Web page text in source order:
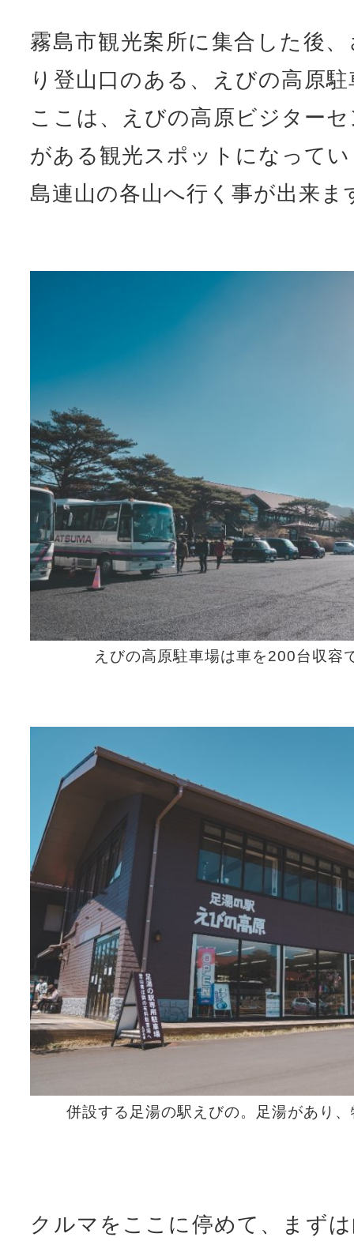
霧島市観光案所に集合した後
り登山口のある、えびの高原
ここは、えびの高原ビジター
がある観光スポットになって
島連山の各山へ行く事が出来ま
えびの高原駐車場は車を200台収容
併設する足湯の駅えびの。足湯があり
クルマをここに停めて、まず